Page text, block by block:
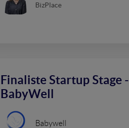
BizPlace
Finaliste Startup Stage -
BabyWell
Babywell